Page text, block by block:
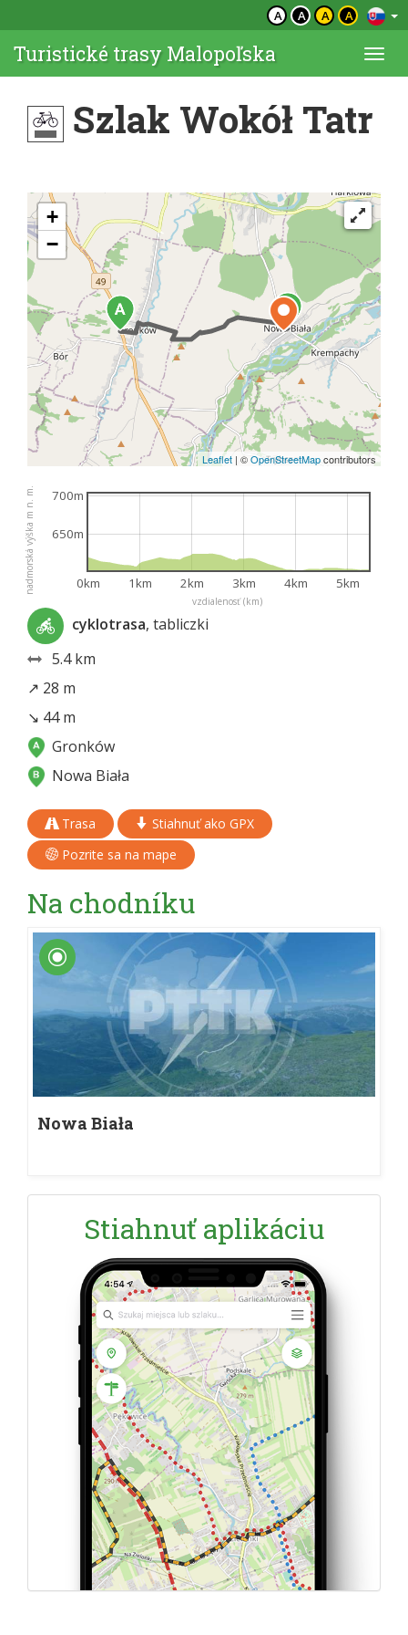
A A A A
Turistické trasy Malopoľska
Szlak Wokół Tatr
+
−
Leaflet | ©OpenStreetMapcontributors
vzdialenosť (km)
nadmorská výška m n. m. 0km 1km 2km 3km 4km 5km
650m
700m
cyklotrasa, tabliczki
5.4 km
↗ 28 m
↘ 44 m
Gronków
Nowa Biała
Trasa
Stiahnuť ako GPX
Pozrite sa na mape
Na chodníku
Nowa Biała
Stiahnuť aplikáciu